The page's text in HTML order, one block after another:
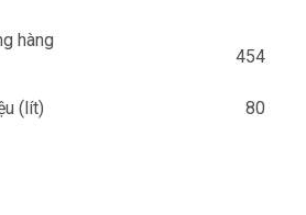
hàng
454
(lít) 80